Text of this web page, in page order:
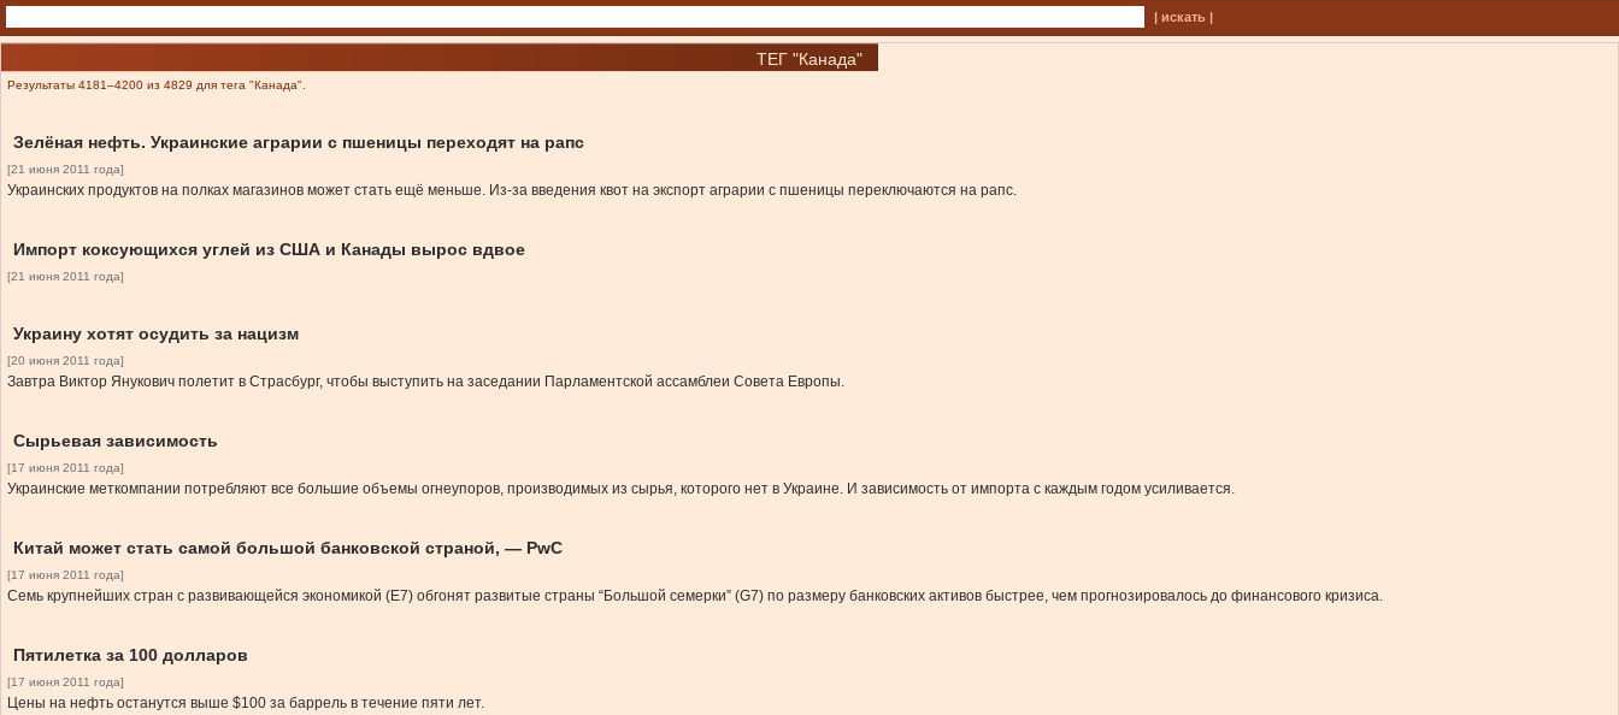
| искать |
ТЕГ "Канада"
Результаты 4181–4200 из 4829 для тега "Канада".
Зелёная нефть. Украинские аграрии с пшеницы переходят на рапс
[21 июня 2011 года]
Украинских продуктов на полках магазинов может стать ещё меньше. Из-за введения квот на экспорт аграрии с пшеницы переключаются на рапс.
Импорт коксующихся углей из США и Канады вырос вдвое
[21 июня 2011 года]
Украину хотят осудить за нацизм
[20 июня 2011 года]
Завтра Виктор Янукович полетит в Страсбург, чтобы выступить на заседании Парламентской ассамблеи Совета Европы.
Сырьевая зависимость
[17 июня 2011 года]
Украинские меткомпании потребляют все большие объемы огнеупоров, производимых из сырья, которого нет в Украине. И зависимость от импорта с каждым годом усиливается.
Китай может стать самой большой банковской страной, — PwC
[17 июня 2011 года]
Семь крупнейших стран с развивающейся экономикой (Е7) обгонят развитые страны “Большой семерки” (G7) по размеру банковских активов быстрее, чем прогнозировалось до финансового кризиса.
Пятилетка за 100 долларов
[17 июня 2011 года]
Цены на нефть останутся выше $100 за баррель в течение пяти лет.